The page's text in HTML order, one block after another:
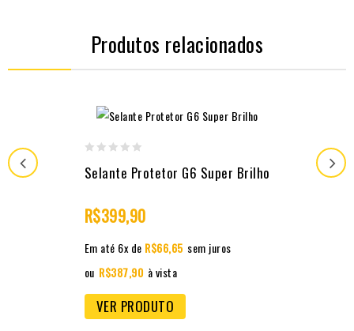
Produtos relacionados
out
5
Selante Protetor G6 Super Brilho
R$399,90
Em até 6x de R$66,65 sem juros
ou R$387,90 à vista
VER PRODUTO